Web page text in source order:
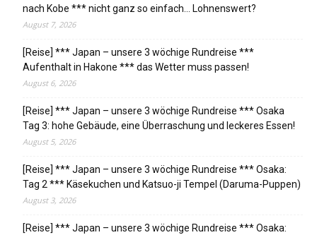
nach Kobe *** nicht ganz so einfach… Lohnenswert?
August 7, 2026
[Reise] *** Japan – unsere 3 wöchige Rundreise ***
Aufenthalt in Hakone *** das Wetter muss passen!
August 6, 2026
[Reise] *** Japan – unsere 3 wöchige Rundreise *** Osaka
Tag 3: hohe Gebäude, eine Überraschung und leckeres Essen!
August 5, 2026
[Reise] *** Japan – unsere 3 wöchige Rundreise *** Osaka:
Tag 2 *** Käsekuchen und Katsuo-ji Tempel (Daruma-Puppen)
August 3, 2026
[Reise] *** Japan – unsere 3 wöchige Rundreise *** Osaka: